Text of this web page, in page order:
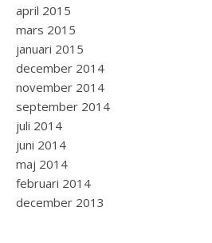
april 2015
mars 2015
januari 2015
december 2014
november 2014
september 2014
juli 2014
juni 2014
maj 2014
februari 2014
december 2013